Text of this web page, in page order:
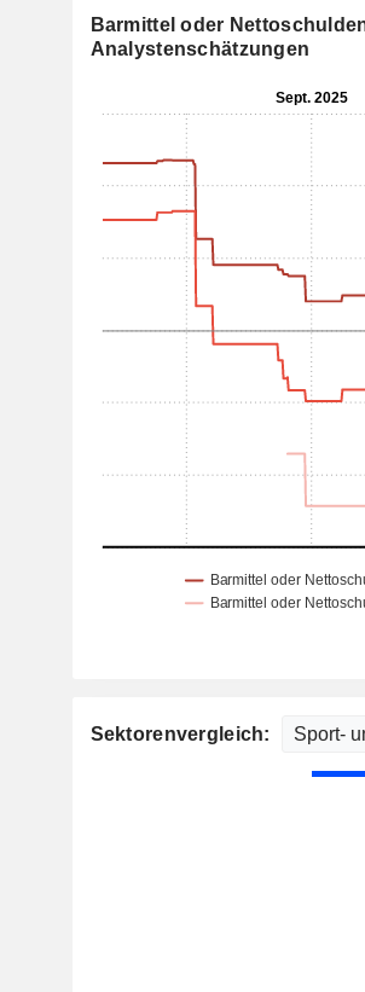
Barmittel oder
Analystenschätzungen
Sektorenvergleich: